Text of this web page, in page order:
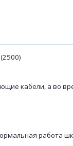
кабели, а во
работа